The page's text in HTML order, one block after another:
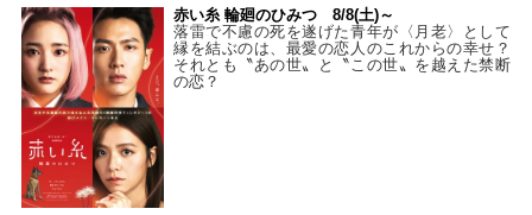
赤い糸 輪廻のひみつ 8/8(土)～
落雷で不慮の死を遂げた青年が〈月老〉として
縁を結ぶのは、最愛の恋人のこれからの幸せ？
それとも〝あの世〟と〝この世〟を越えた禁断
の恋？